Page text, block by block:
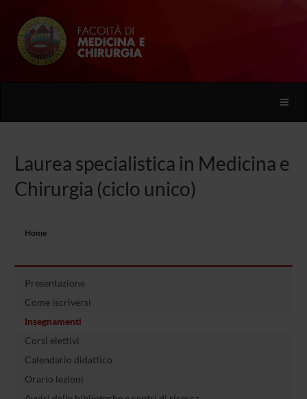
Toggle
Laurea specialistica in Medicina e
Chirurgia (ciclo unico)
Home
Presentazione
Come iscriversi
Insegnamenti
Corsi elettivi
Calendario didattico
Orario lezioni